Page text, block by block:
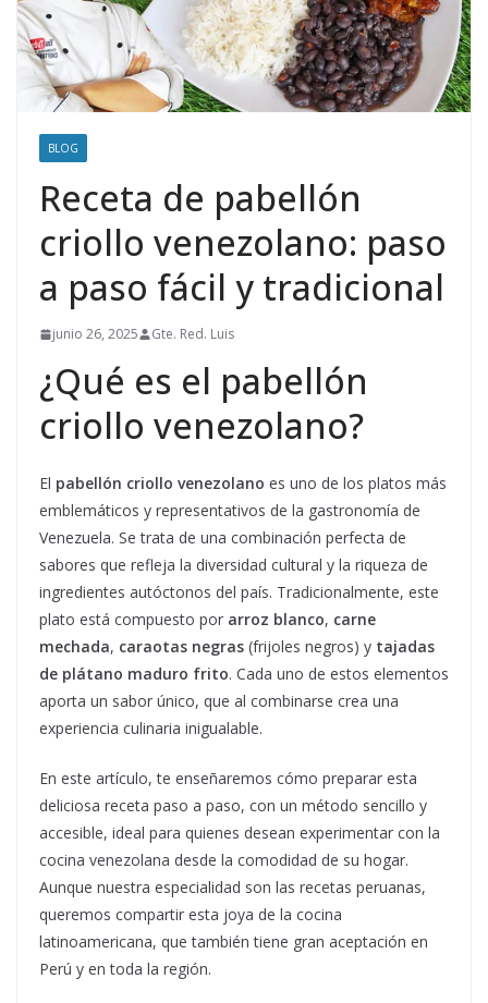
BLOG
Receta de pabellón
criollo venezolano: paso
a paso fácil y tradicional
junio 26, 2025 Gte. Red. Luis
¿Qué es el pabellón
criollo venezolano?
El pabellón criollo venezolano es uno de los platos más
emblemáticos y representativos de la gastronomía de
Venezuela. Se trata de una combinación perfecta de
sabores que refleja la diversidad cultural y la riqueza de
ingredientes autóctonos del país. Tradicionalmente, este
plato está compuesto por arroz blanco, carne
mechada, caraotas negras (frijoles negros) y tajadas
de plátano maduro frito. Cada uno de estos elementos
aporta un sabor único, que al combinarse crea una
experiencia culinaria inigualable.
En este artículo, te enseñaremos cómo preparar esta
deliciosa receta paso a paso, con un método sencillo y
accesible, ideal para quienes desean experimentar con la
cocina venezolana desde la comodidad de su hogar.
Aunque nuestra especialidad son las recetas peruanas,
queremos compartir esta joya de la cocina
latinoamericana, que también tiene gran aceptación en
Perú y en toda la región.